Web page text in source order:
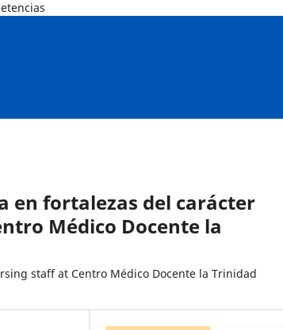
en fortalezas del carácter
Médico Docente la
staff at Centro Médico Docente la Trinidad